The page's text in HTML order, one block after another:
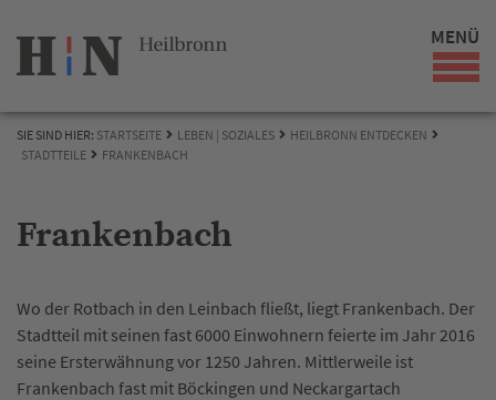
MENÜ
SIE SIND HIER: STARTSEITE LEBEN | SOZIALES
HEILBRONN ENTDECKEN
STADTTEILE
FRANKENBACH
Frankenbach
Wo der Rotbach in den Leinbach fließt, liegt Frankenbach. Der
Stadtteil mit seinen fast 6000 Einwohnern feierte im Jahr 2016
seine Ersterwähnung vor 1250 Jahren. Mittlerweile ist
Frankenbach fast mit Böckingen und Neckargartach